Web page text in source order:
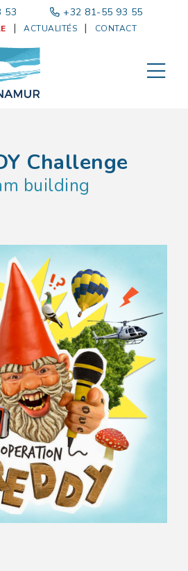
53 +32 81-55 93 55
ACTUALITÉS CONTACT
Challenge
building